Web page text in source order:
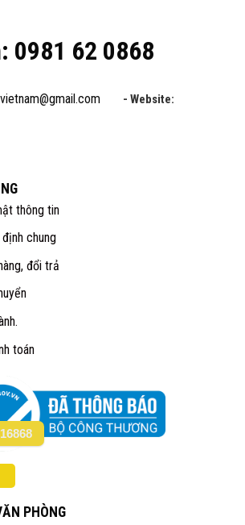
0981 62 0868
- Website:
thông tin
chung
đổi trả
toán
PHÒNG